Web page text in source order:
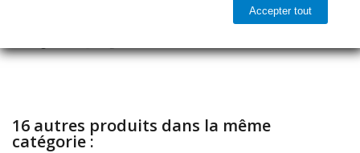
16 autres produits dans la même
catégorie :
Accepter tout